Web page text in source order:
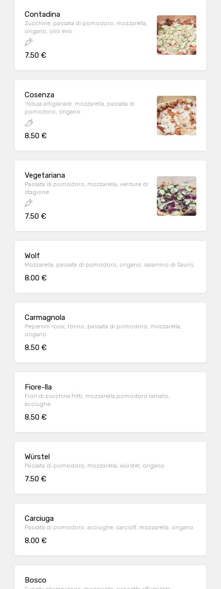
Contadina
Zucchine, passata di pomodoro, mozzarella,
origano, olio evo
7.50 €
Cosenza
‘Nduja artigianale, mozzarella, passata di
pomodoro, origano
8.50 €
Vegetariana
Passata di pomodoro, mozzarella, verdure di
stagione
7.50 €
Wolf
Mozzarella, passata di pomodoro, origano, salamino di Sauris
8.00 €
Carmagnola
Peperoni rossi, tonno, passata di pomodoro, mozzarella,
origano
8.50 €
Fiore-lla
Fiori di zucchina fritti, mozzarella,pomodoro ramato,
acciughe
8.50 €
Würstel
Passata di pomodoro, mozzarella, würstel, origano
7.50 €
Carciuga
Passata di pomodoro, acciughe, carciofi, mozzarella, origano
8.00 €
Bosco